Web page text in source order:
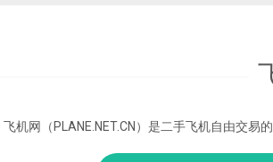
飞机网（PLANE.NET.CN）是二手飞机自由交易